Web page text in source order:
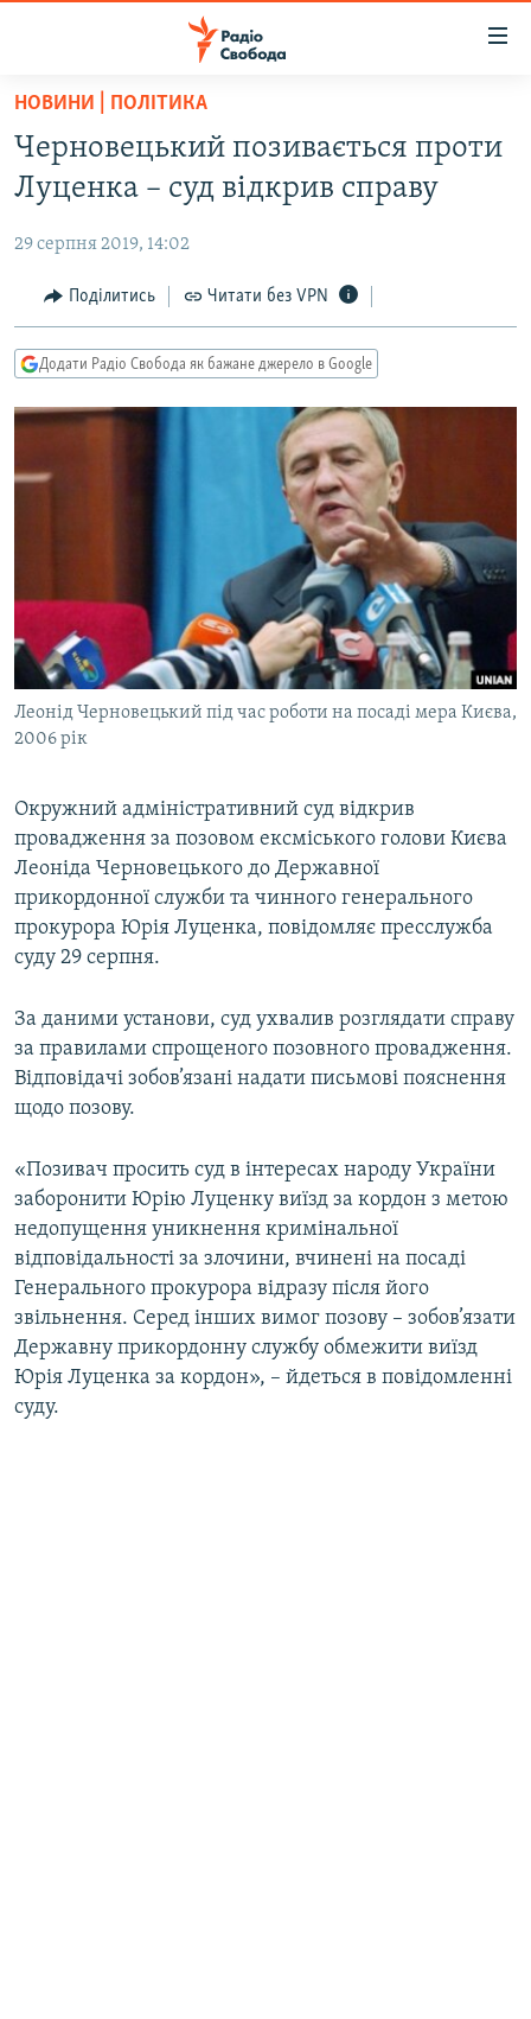
Перейти
основного
матеріалу
Перейти
до
навігації
Перейти
до
ВСЕ ЗА ДОБУ
СТАТТІ
ПОЛІТИКА
ЕКОНОМІКА
КУЛЬТУРА
СПОРТ
УКРАЇНА
ВІЙНА
РОСІЙСЬКА «ФІЛЬТРАЦІЯ»
КРИМ.РЕАЛІЇ
ТИ ЯК?
СХЕМИ
ФОТО
СПЕЦПРОЄКТИ
ПОДКАСТИ
КРИМ РЕАЛІЇ
УКР
КТАТ
ДОЛУЧАЙСЯ!
Усі сайти RFE/RL
НОВИНИ | ПОЛІТИКА
Черновецький позивається проти
Луценка – суд відкрив справу
29 серпня 2019, 14:02
Поділитись Читати без VPN
Додати Радіо Свобода як бажане джерело в Google
Леонід Черновецький під час роботи на посаді мера Києва,
2006 рік
Окружний адміністративний суд відкрив
провадження за позовом ексміського голови Києва
Леоніда Черновецького до Державної
прикордонної служби та чинного генерального
прокурора Юрія Луценка, повідомляє пресслужба
суду 29 серпня.
За даними установи, суд ухвалив розглядати справу
за правилами спрощеного позовного провадження.
Відповідачі зобов’язані надати письмові пояснення
щодо позову.
«Позивач просить суд в інтересах народу України
заборонити Юрію Луценку виїзд за кордон з метою
недопущення уникнення кримінальної
відповідальності за злочини, вчинені на посаді
Генерального прокурора відразу після його
звільнення. Серед інших вимог позову – зобов’язати
Державну прикордонну службу обмежити виїзд
Юрія Луценка за кордон», – йдеться в повідомленні
суду.